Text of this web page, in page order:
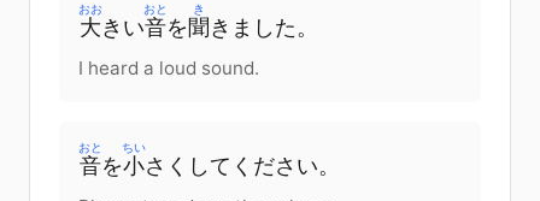
大
おお
きい音
おと
を 聞
き
きました 。
I heard a loud sound.
音
おと
を小
ちい
さく して ください。